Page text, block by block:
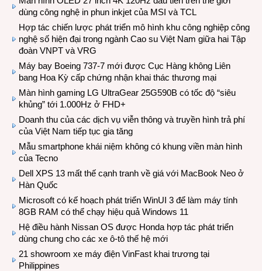
dùng công nghệ in phun inkjet của MSI và TCL
Hợp tác chiến lược phát triển mô hình khu công nghiệp công
nghệ số hiện đại trong ngành Cao su Việt Nam giữa hai Tập
đoàn VNPT và VRG
Máy bay Boeing 737-7 mới được Cục Hàng không Liên
bang Hoa Kỳ cấp chứng nhận khai thác thương mại
Màn hình gaming LG UltraGear 25G590B có tốc độ “siêu
khủng” tới 1.000Hz ở FHD+
Doanh thu của các dịch vụ viễn thông và truyền hình trả phí
của Việt Nam tiếp tục gia tăng
Mẫu smartphone khái niệm không có khung viền màn hình
của Tecno
Dell XPS 13 mất thế cạnh tranh về giá với MacBook Neo ở
Hàn Quốc
Microsoft có kế hoạch phát triển WinUI 3 để làm máy tính
8GB RAM có thể chạy hiệu quả Windows 11
Hệ điều hành Nissan OS được Honda hợp tác phát triển
dùng chung cho các xe ô-tô thế hệ mới
21 showroom xe máy điện VinFast khai trương tại
Philippines